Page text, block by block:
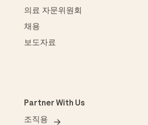
의료 자문위원회
채용
보도자료
Partner With Us
조직용